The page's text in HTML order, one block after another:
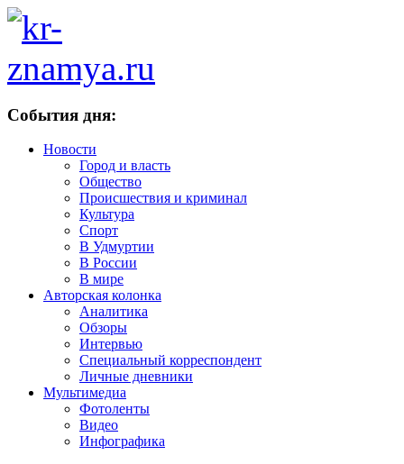
События дня:
Новости
Город и власть
Общество
Происшествия и криминал
Культура
Спорт
В Удмуртии
В России
В мире
Авторская колонка
Аналитика
Обзоры
Интервью
Специальный корреспондент
Личные дневники
Мультимедиа
Фотоленты
Видео
Инфографика